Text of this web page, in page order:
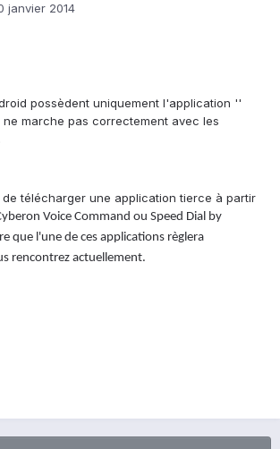
janvier 2014
possèdent uniquement l'application ''
marche pas correctement avec les
de télécharger une application tierce à partir
Voice Command ou Speed Dial by
que l'une de ces applications règlera
rencontrez actuellement.